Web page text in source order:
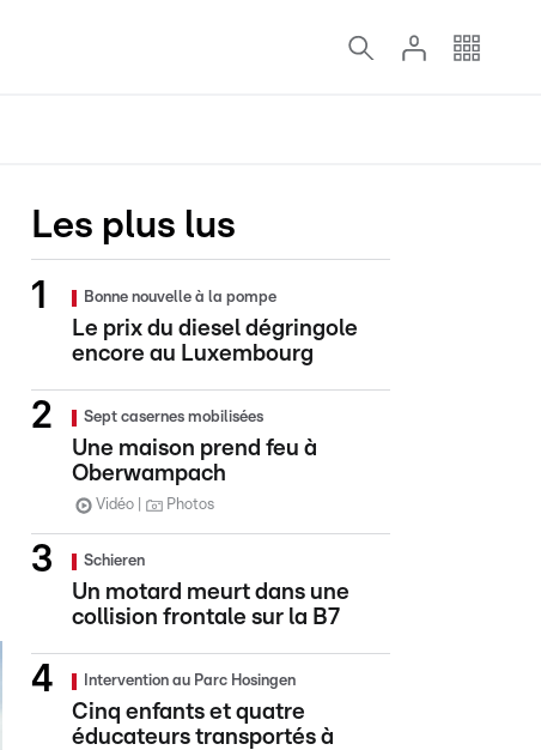
Les plus lus
Bonne nouvelle à la pompe
Le prix du diesel dégringole
encore au Luxembourg
Sept casernes mobilisées
Une maison prend feu à
Oberwampach
Vidéo Photos
Schieren
Un motard meurt dans une
collision frontale sur la B7
Intervention au Parc Hosingen
Cinq enfants et quatre
éducateurs transportés à